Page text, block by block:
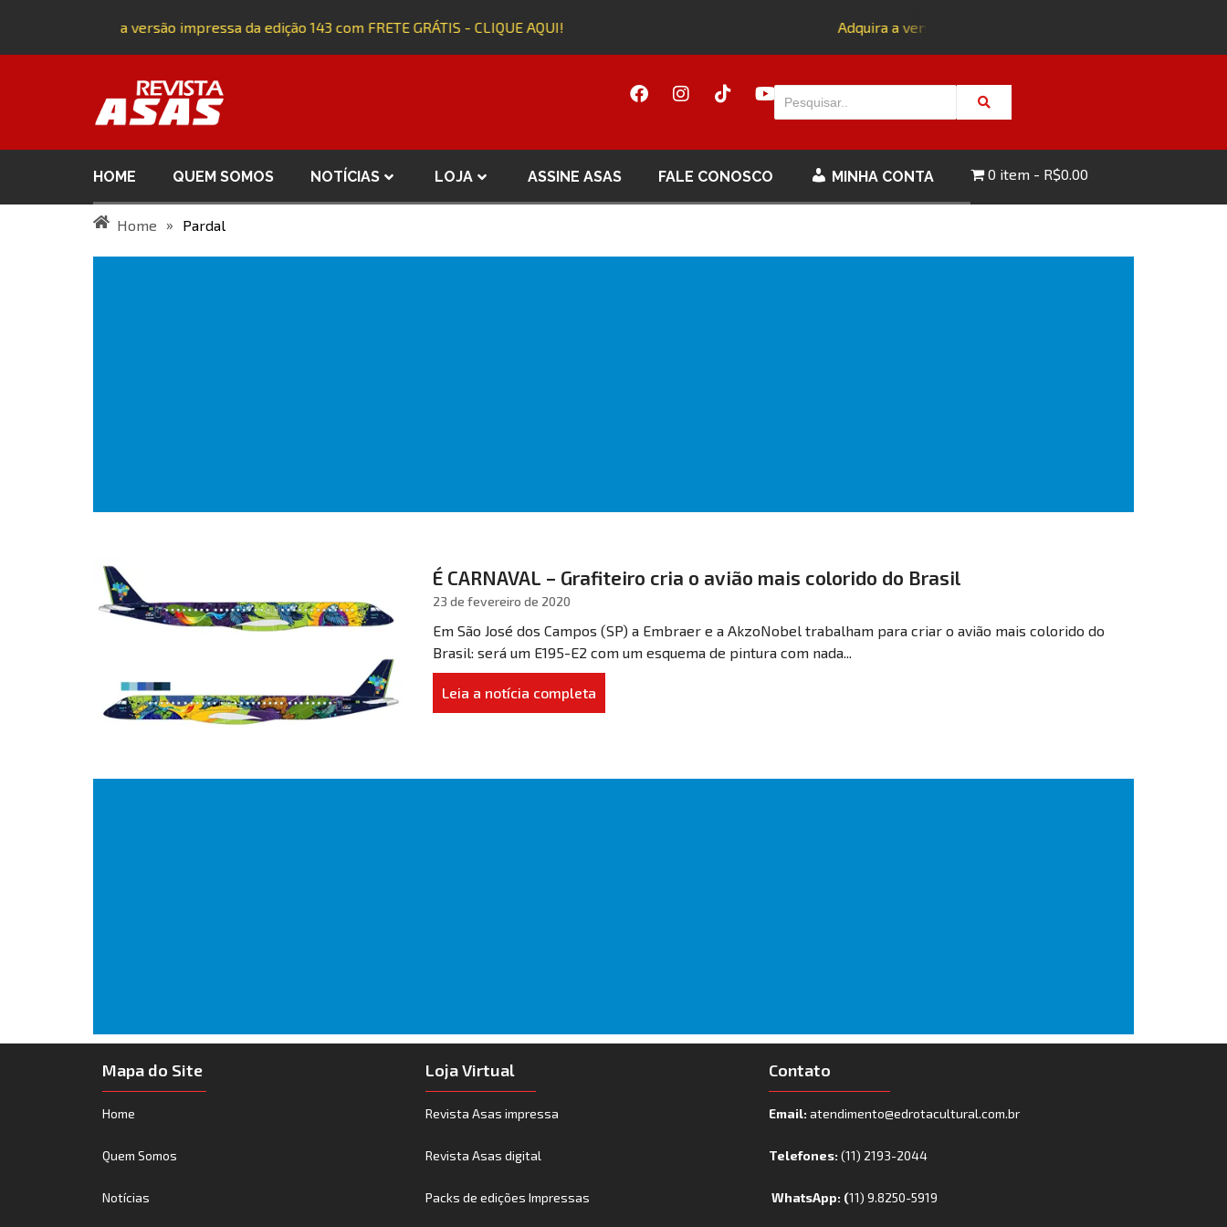
Adquira a versão impressa da edição 143 com FRETE GRÁTIS - CLIQUE AQUI! Adquira a versão impressa da edição 143 com FRETE
HOME QUEM SOMOS NOTÍCIAS LOJA ASSINE ASAS FALE CONOSCO MINHA CONTA 0 item R$0.00
Home » Pardal
É CARNAVAL – Grafiteiro cria o avião mais colorido do Brasil
23 de fevereiro de 2020
Em São José dos Campos (SP) a Embraer e a AkzoNobel trabalham para criar o avião mais colorido do
Brasil: será um E195-E2 com um esquema de pintura com nada...
Leia a notícia completa
Mapa do Site
Home
Quem Somos
Notícias
Loja Virtual
Revista Asas impressa
Revista Asas digital
Packs de edições Impressas
Contato
Email:atendimento@edrotacultural.com.br
Telefones:(11) 2193-2044
WhatsApp: (11) 9.8250-5919